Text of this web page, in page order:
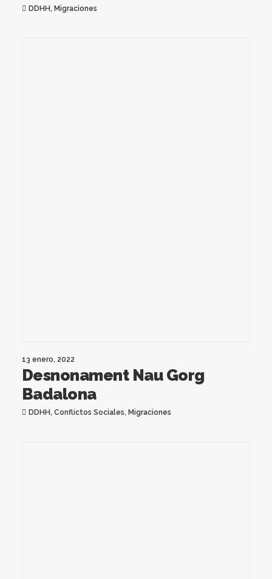
DDHH, Migraciones
13 enero, 2022
Desnonament Nau Gorg
Badalona
DDHH, Conflictos Sociales, Migraciones